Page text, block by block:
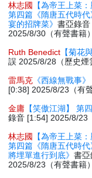
林志國
【為帝王上菜
第四篇《隋唐五代時
宴的招牌菜》書亞錄
2025/8/30（有聲書籍）
Ruth Benedict 【菊花
誤 2025/8/28（歷史煙
雷馬克 《西線無戰事
[0:38] 2025/8/23（有聲
金庸 【笑傲江湖】 第
錄音 [1:54] 2025/8/23
林志國
【為帝王上菜
第四篇《隋唐五代時
將埋單進行到底》書
2025/8/23（有聲書籍）